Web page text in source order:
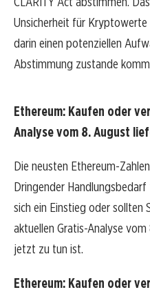
Unsicherheit für Kryptowerte
darin einen potenziellen
Abstimmung zustande
Ethereum: Kaufen oder
Analyse vom 8. August
Die neusten Ethereum-
Dringender
sich ein Einstieg oder sollten
aktuellen Gratis-Analyse
jetzt zu tun ist.
Ethereum: Kaufen oder